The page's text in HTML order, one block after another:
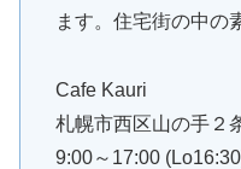
ます。住宅街の中の
Cafe Kauri
札幌市西区山の手２
9:00～17:00